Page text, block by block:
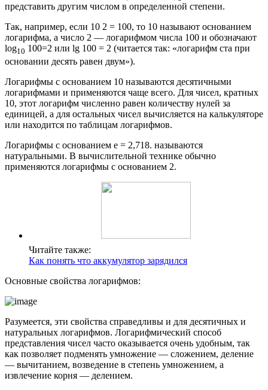
представить другим числом в определенной степени.
Так, например, если 10 2 = 100, то 10 называют основанием
логарифма, а число 2 — логарифмом числа 100 и обозначают
log10 100=2 или lg 100 = 2 (читается так: «логарифм ста при
основании десять равен двум»).
Логарифмы с основанием 10 называются десятичными
логарифмами и применяются чаще всего. Для чисел, кратных
10, этот логарифм численно равен количеству нулей за
единицей, а для остальных чисел вычисляется на калькуляторе
или находится по таблицам логарифмов.
Логарифмы с основанием е = 2,718. называются
натуральными. В вычислительной технике обычно
применяются логарифмы с основанием 2.
Читайте также:
Как понять что аккумулятор зарядился
Основные свойства логарифмов:
Разумеется, эти свойства справедливы и для десятичных и
натуральных логарифмов. Логарифмический способ
представления чисел часто оказывается очень удобным, так
как позволяет подменять умножение — сложением, деление
— вычитанием, возведение в степень умножением, а
извлечение корня — делением.